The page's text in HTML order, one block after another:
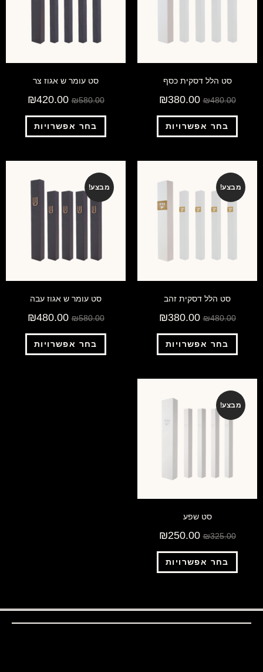
סט הלל דסקית כסף
₪480.00
₪380.00
בחר אפשרויות
סט עומר ש אגוז צר
₪580.00
₪420.00
בחר אפשרויות
מבצע!
סט הלל דסקית זהב
₪480.00
₪380.00
בחר אפשרויות
מבצע!
סט עומר ש אגוז עבה
₪580.00
₪480.00
בחר אפשרויות
מבצע!
סט שפע
₪325.00
₪250.00
בחר אפשרויות